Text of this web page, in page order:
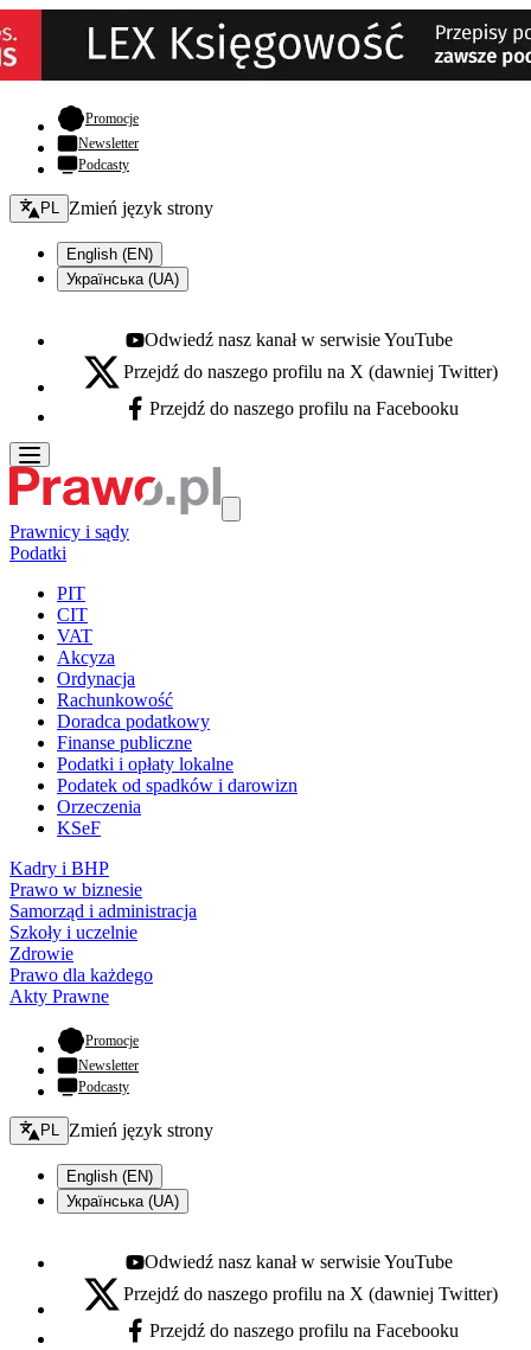
Promocje- otwiera się w nowej karcie
Newsletter
Podcasty
Zmień język - bieżący:
PL Zmień język strony
English (EN)
Українська (UA)
Youtube - otwiera się w nowej karcie
Odwiedź nasz kanał w serwisie YouTube
X - otwiera się w nowej karcie
Przejdź do naszego profilu na X (dawniej Twitter)
Facebook - otwiera się w nowej karcie
Przejdź do naszego profilu na Facebooku
Prawnicy i sądy
Podatki
PIT
CIT
VAT
Akcyza
Ordynacja
Rachunkowość
Doradca podatkowy
Finanse publiczne
Podatki i opłaty lokalne
Podatek od spadków i darowizn
Orzeczenia
KSeF
Kadry i BHP
Prawo w biznesie
Samorząd i administracja
Szkoły i uczelnie
Zdrowie
Prawo dla każdego
Akty Prawne
Promocje- otwiera się w nowej karcie
Newsletter
Podcasty
Zmień język - bieżący:
PL Zmień język strony
English (EN)
Українська (UA)
Youtube - otwiera się w nowej karcie
Odwiedź nasz kanał w serwisie YouTube
X - otwiera się w nowej karcie
Przejdź do naszego profilu na X (dawniej Twitter)
Facebook - otwiera się w nowej karcie
Przejdź do naszego profilu na Facebooku